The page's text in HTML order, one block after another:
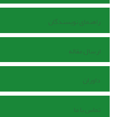
راهنمای نویسندگان
ارسال مقاله
داوران
تماس با ما